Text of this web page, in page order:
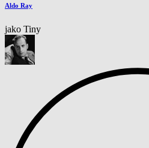
Aldo Ray
jako Tiny